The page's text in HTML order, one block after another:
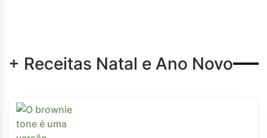
+ Receitas Natal e Ano Novo